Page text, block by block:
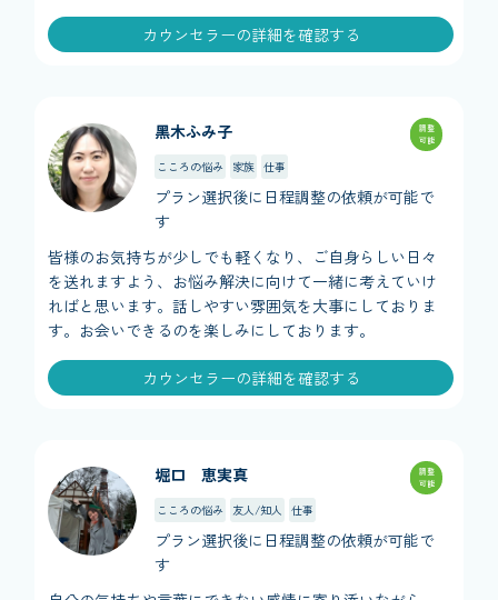
カウンセラーの詳細を確認する
黑木ふみ子
こころの悩み 家族 仕事
プラン選択後に日程調整の依頼が可能で
す
皆様のお気持ちが少しでも軽くなり、ご自身らしい日々
を送れますよう、お悩み解決に向けて一緒に考えていけ
ればと思います。話しやすい雰囲気を大事にしておりま
す。お会いできるのを楽しみにしております。
カウンセラーの詳細を確認する
調整
可能
堀口 恵実真
こころの悩み 友人/知人 仕事
プラン選択後に日程調整の依頼が可能で
す
調整
可能